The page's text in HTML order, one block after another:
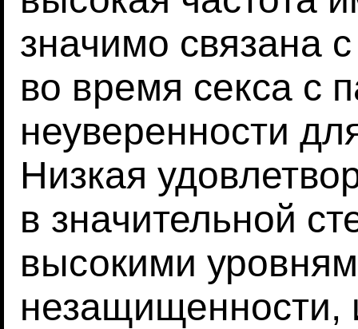
значимо связана
во время секса с
неуверенности
Низкая
в значительной
высокими
незащищенности,